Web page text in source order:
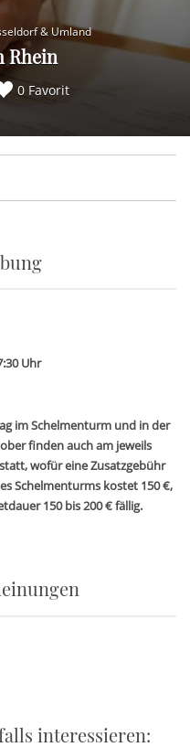
& Umland
Rhein
0 Favorit
Uhr
im Schelmenturm und in der
finden auch am jeweils
wofür eine Zusatzgebühr
Schelmenturms kostet 150 €,
150 bis 200 € fällig.
interessieren: